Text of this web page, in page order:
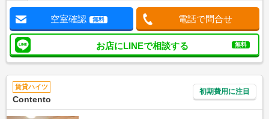
空室確認 無料 電話で問合せ
お店にLINEで相談する 無料
賃貸ハイツ
Contento
初期費用に注目